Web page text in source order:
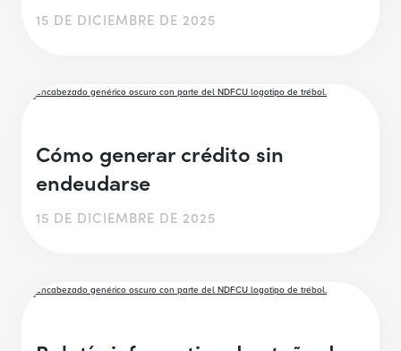
15 DE DICIEMBRE DE 2025
Cómo generar crédito sin
endeudarse
15 DE DICIEMBRE DE 2025